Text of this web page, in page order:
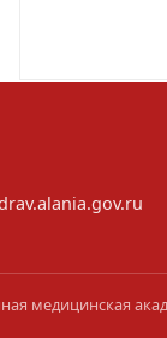
медицинская